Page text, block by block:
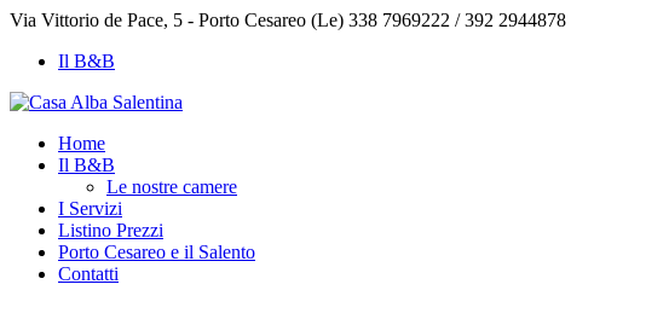
Via Vittorio de Pace, 5 - Porto Cesareo (Le) 338 7969222 / 392 2944878
Il B&B
Home
Il B&B
Le nostre camere
I Servizi
Listino Prezzi
Porto Cesareo e il Salento
Contatti